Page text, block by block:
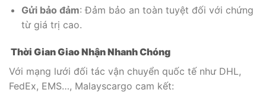
Gửi bảo đảm: Đảm bảo an toàn tuyệt đối với chứng
từ giá trị cao.
Thời Gian Giao Nhận Nhanh Chóng
Với mạng lưới đối tác vận chuyển quốc tế như DHL,
FedEx, EMS…, Malayscargo cam kết: